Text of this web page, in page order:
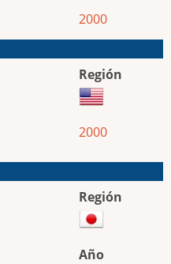
2000
Región
2000
Región
Año